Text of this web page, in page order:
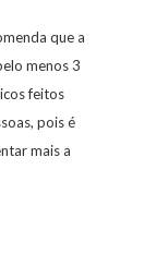
que a
menos 3
feitos
pois é
mais a